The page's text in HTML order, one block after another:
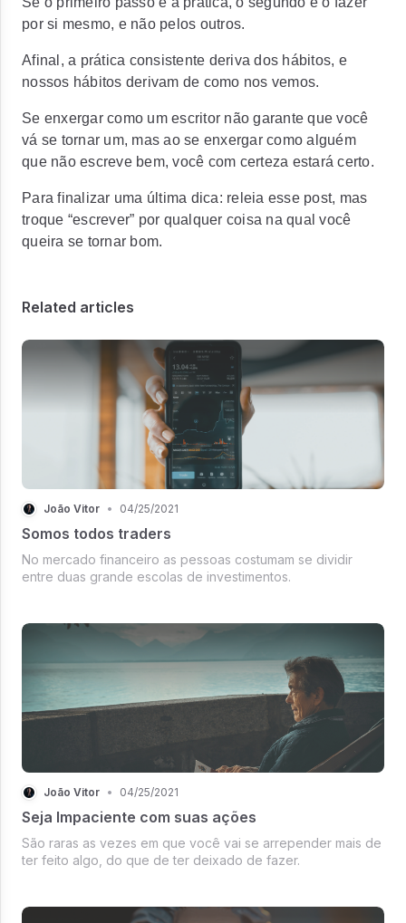
por si mesmo, e não pelos outros.
Afinal, a prática consistente deriva dos hábitos, e
nossos hábitos derivam de como nos vemos.
Se enxergar como um escritor não garante que você
vá se tornar um, mas ao se enxergar como alguém
que não escreve bem, você com certeza estará certo.
Para finalizar uma última dica: releia esse post, mas
troque “escrever” por qualquer coisa na qual você
queira se tornar bom.
Related articles
João Vitor • 04/25/2021
Somos todos traders
No mercado financeiro as pessoas costumam se dividir
entre duas grande escolas de investimentos.
João Vitor • 04/25/2021
Seja Impaciente com suas ações
São raras as vezes em que você vai se arrepender mais de
ter feito algo, do que de ter deixado de fazer.